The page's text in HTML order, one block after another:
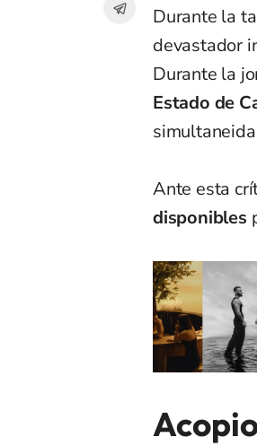
Durante la
devastador
Durante la
Estado de
Ante esta
disponibles